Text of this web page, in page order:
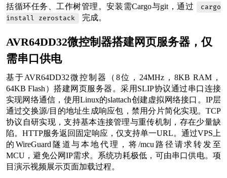
括循环任务、工作树管理。安装需Cargo与git，通过
cargo
install zerostack
完成。
AVR64DD32微控制器搭建网页服务器，仅
需串口供电
基于AVR64DD32微控制器（8位，24MHz，8KB RAM，
64KB Flash）搭建网页服务器。采用SLIP协议通过串口连接
实现网络通信，使用Linux的slattach创建虚拟网络接口。IP层
通过交换源/目的地址生成响应包，禁用分片简化实现。TCP
协议自研实现，支持基本连接管理与重传机制，存在少量缺
陷。HTTP服务返回固定响应，仅支持单一URL。通过VPS上
的WireGuard隧道与本地代理，将/mcu路径请求转发至
MCU，避免公网IP需求。系统功耗极低，可由串口供电。项
目演示视频展示页面加载过程。